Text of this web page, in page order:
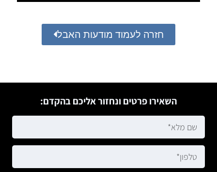
חזרה לעמוד מודעות האבל
השאירו פרטים ונחזור אליכם בהקדם: